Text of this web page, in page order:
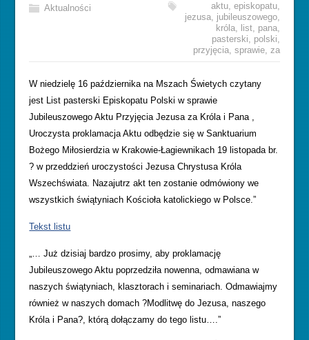
Aktualności aktu, episkopatu,
jezusa, jubileuszowego,
króla, list, pana,
pasterski, polski,
przyjęcia, sprawie, za
W niedzielę 16 października na Mszach Świetych czytany
jest List pasterski Episkopatu Polski w sprawie
Jubileuszowego Aktu Przyjęcia Jezusa za Króla i Pana ,
Uroczysta proklamacja Aktu odbędzie się w Sanktuarium
Bożego Miłosierdzia w Krakowie-Łagiewnikach 19 listopada br.
? w przeddzień uroczystości Jezusa Chrystusa Króla
Wszechświata. Nazajutrz akt ten zostanie odmówiony we
wszystkich świątyniach Kościoła katolickiego w Polsce.”
Tekst listu
„… Już dzisiaj bardzo prosimy, aby proklamację
Jubileuszowego Aktu poprzedziła nowenna, odmawiana w
naszych świątyniach, klasztorach i seminariach. Odmawiajmy
również w naszych domach ?Modlitwę do Jezusa, naszego
Króla i Pana?, którą dołączamy do tego listu….”